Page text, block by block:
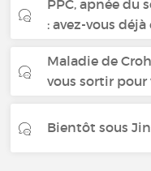
PPC, apnée
: avez-vous déjà
Maladie de
vous sortir pour
Bientôt sous